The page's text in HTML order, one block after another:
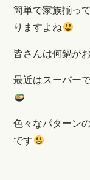
簡単で家族揃っ
りますよね
皆さんは何鍋が
最近はスーパー
色々なパターン
です